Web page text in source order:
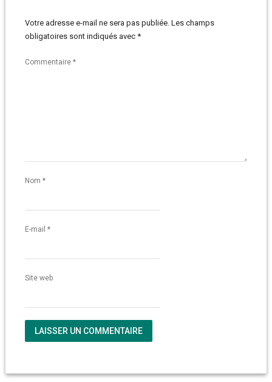
Votre adresse e-mail ne sera pas publiée. Les champs
obligatoires sont indiqués avec *
Commentaire *
Nom *
E-mail *
Site web